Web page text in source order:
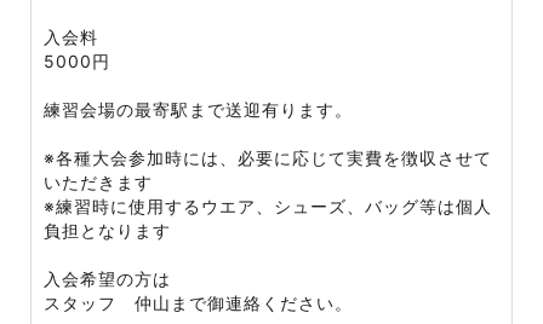
入会料
5000円
練習会場の最寄駅まで送迎有ります。
※各種大会参加時には、必要に応じて実費を徴収させて
いただきます
※練習時に使用するウエア、シューズ、バッグ等は個人
負担となります
入会希望の方は
スタッフ 仲山まで御連絡ください。